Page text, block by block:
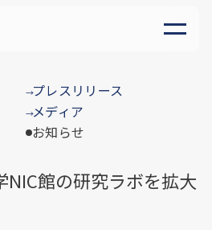
→プレスリリース
→メディア
お知らせ
NIC館の研究ラボを拡大